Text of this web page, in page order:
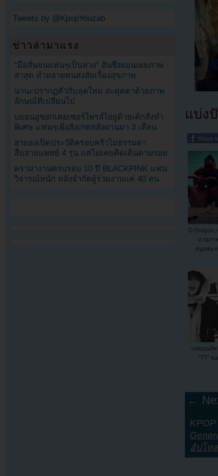
แบ่ง
G-
ถ่ายภา
สนุกสนา
แทยอนอัพ
"TT" ข
←
อัปโห
Tweets by @KpopYouzab
ข่าวล่ามาแรง
“มือสั่นจนแฟนๆเป็นห่วง” ฮันซึงยอนเผยภาพ
ล่าสุด ทำหลายคนสงสัยเรื่องสุขภาพ
นานะปรากฏตัวกับลุคใหม่ สะดุดตาด้วยภาพ
ลักษณ์ที่เปลี่ยนไป
บยอนอูซอกเคยเซอร์ไพรส์ไอยูด้วยเค้กสั่งทำ
พิเศษ แฟนๆเพิ่งสังเกตหลังผ่านมา 3 เดือน
ฮายองเปิดประวัติครอบครัวไม่ธรรมดา
สืบสายแพทย์ 4 รุ่น แต่ไม่เคยคิดเดินตามรอย
ดราม่างานครบรอบ 10 ปี BLACKPINK แฟน
วิจารณ์หนัก หลังจำกัดผู้ร่วมงานแค่ 40 คน